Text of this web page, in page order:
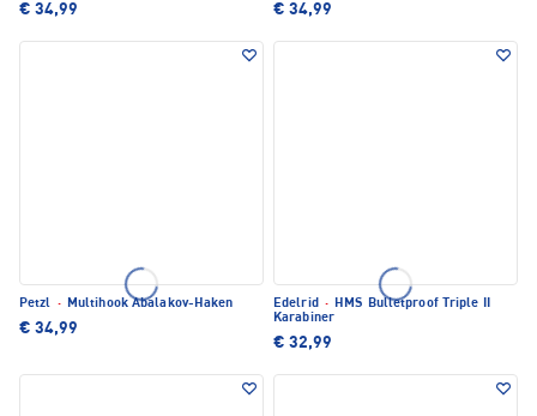
€ 34,99 € 34,99
Petzl · Multihook Abalakov-Haken
€ 34,99
Edelrid · HMS Bulletproof Triple II
Karabiner
€ 32,99